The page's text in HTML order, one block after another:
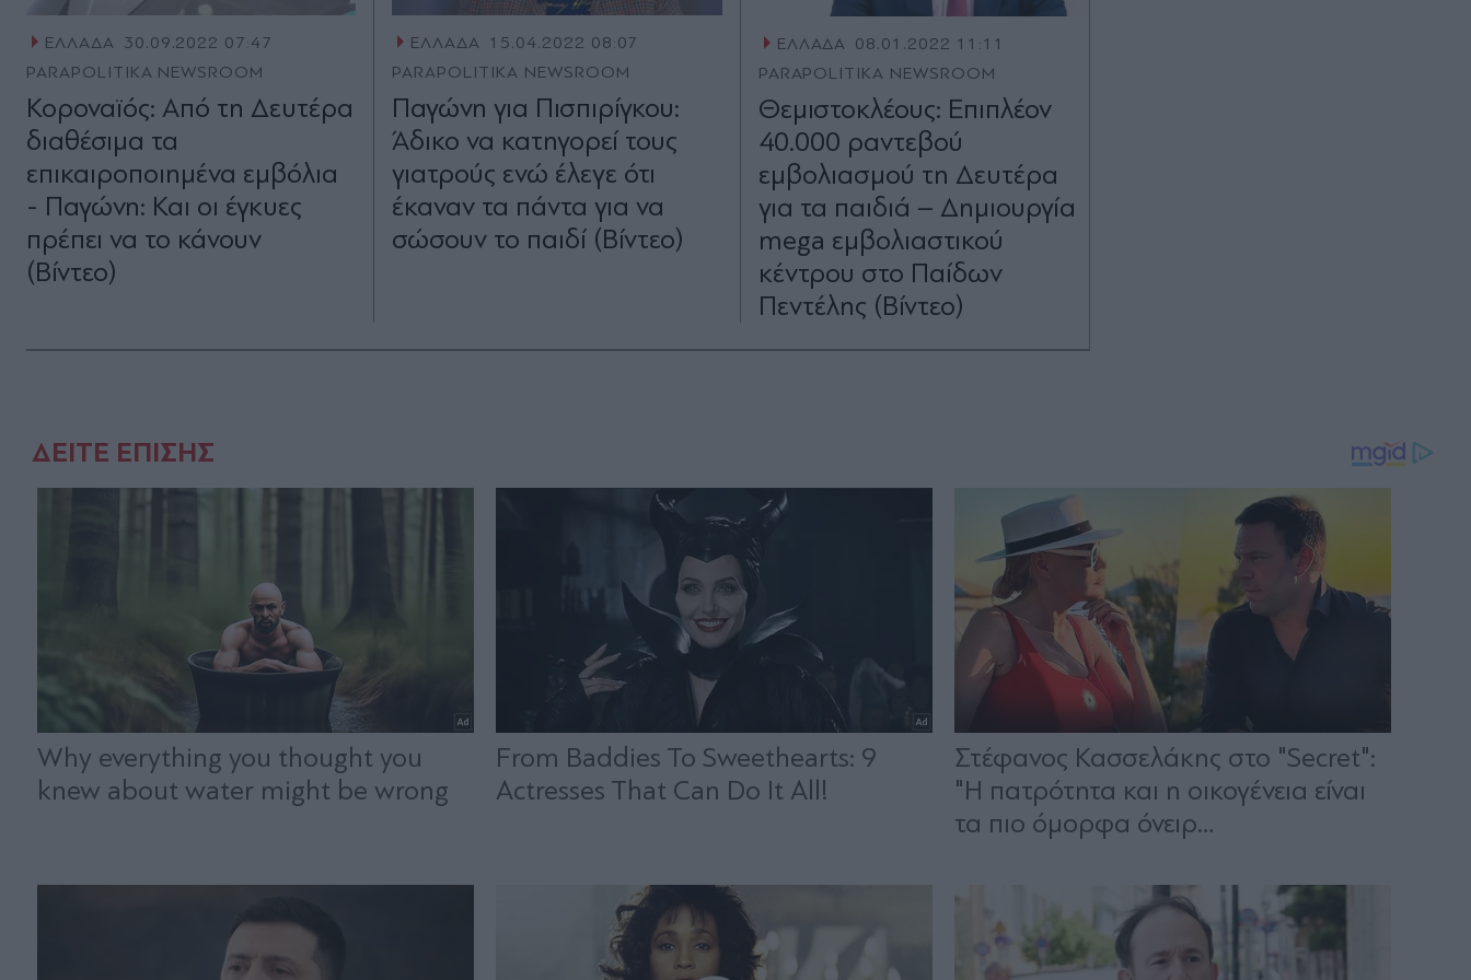
ΕΛΛΑΔΑ 30.09.2022 07:47
PARAPOLITIKA NEWSROOM
Κοροναϊός: Από τη Δευτέρα
διαθέσιμα τα
επικαιροποιημένα εμβόλια
- Παγώνη: Και οι έγκυες
πρέπει να το κάνουν
(Βίντεο)
ΕΛΛΑΔΑ 15.04.2022 08:07
PARAPOLITIKA NEWSROOM
Παγώνη για Πισπιρίγκου:
Άδικο να κατηγορεί τους
γιατρούς ενώ έλεγε ότι
έκαναν τα πάντα για να
σώσουν το παιδί (Βίντεο)
ΕΛΛΑΔΑ 08.01.2022 11:11
PARAPOLITIKA NEWSROOM
Θεμιστοκλέους: Επιπλέον
40.000 ραντεβού
εμβολιασμού τη Δευτέρα
για τα παιδιά – Δημιουργία
mega εμβολιαστικού
κέντρου στο Παίδων
Πεντέλης (Βίντεο)